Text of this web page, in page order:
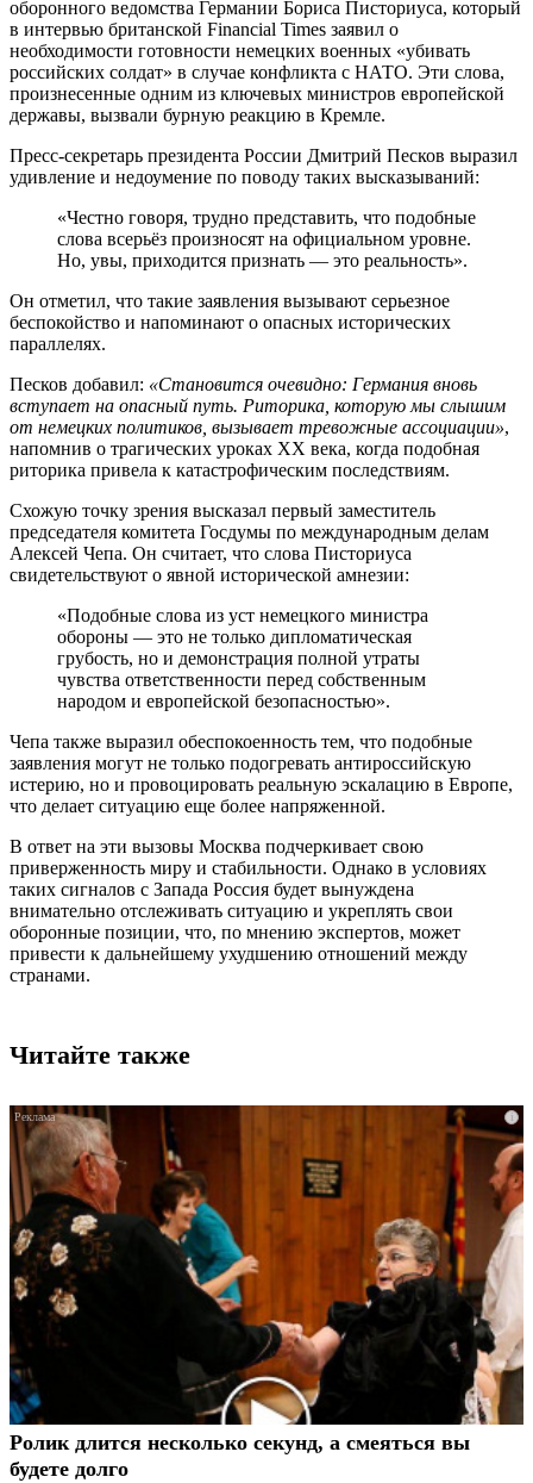
оборонного ведомства Германии Бориса Писториуса, который
в интервью британской Financial Times заявил о
необходимости готовности немецких военных «убивать
российских солдат» в случае конфликта с НАТО. Эти слова,
произнесенные одним из ключевых министров европейской
державы, вызвали бурную реакцию в Кремле.
Пресс-секретарь президента России Дмитрий Песков выразил
удивление и недоумение по поводу таких высказываний:
«Честно говоря, трудно представить, что подобные
слова всерьёз произносят на официальном уровне.
Но, увы, приходится признать — это реальность».
Он отметил, что такие заявления вызывают серьезное
беспокойство и напоминают о опасных исторических
параллелях.
Песков добавил: «Становится очевидно: Германия вновь
вступает на опасный путь. Риторика, которую мы слышим
от немецких политиков, вызывает тревожные ассоциации»,
напомнив о трагических уроках XX века, когда подобная
риторика привела к катастрофическим последствиям.
Схожую точку зрения высказал первый заместитель
председателя комитета Госдумы по международным делам
Алексей Чепа. Он считает, что слова Писториуса
свидетельствуют о явной исторической амнезии:
«Подобные слова из уст немецкого министра
обороны — это не только дипломатическая
грубость, но и демонстрация полной утраты
чувства ответственности перед собственным
народом и европейской безопасностью».
Чепа также выразил обеспокоенность тем, что подобные
заявления могут не только подогревать антироссийскую
истерию, но и провоцировать реальную эскалацию в Европе,
что делает ситуацию еще более напряженной.
В ответ на эти вызовы Москва подчеркивает свою
приверженность миру и стабильности. Однако в условиях
таких сигналов с Запада Россия будет вынуждена
внимательно отслеживать ситуацию и укреплять свои
оборонные позиции, что, по мнению экспертов, может
привести к дальнейшему ухудшению отношений между
странами.
Читайте также
i
Ролик длится несколько секунд, а смеяться вы
будете долго